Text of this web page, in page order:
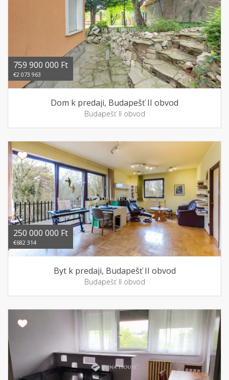
759 900 000 Ft
€2 073 963
Dom k predaji, Budapešť II obvod
Budapešť II obvod
250 000 000 Ft
€682 314
Byt k predaji, Budapešť II obvod
Budapešť II obvod